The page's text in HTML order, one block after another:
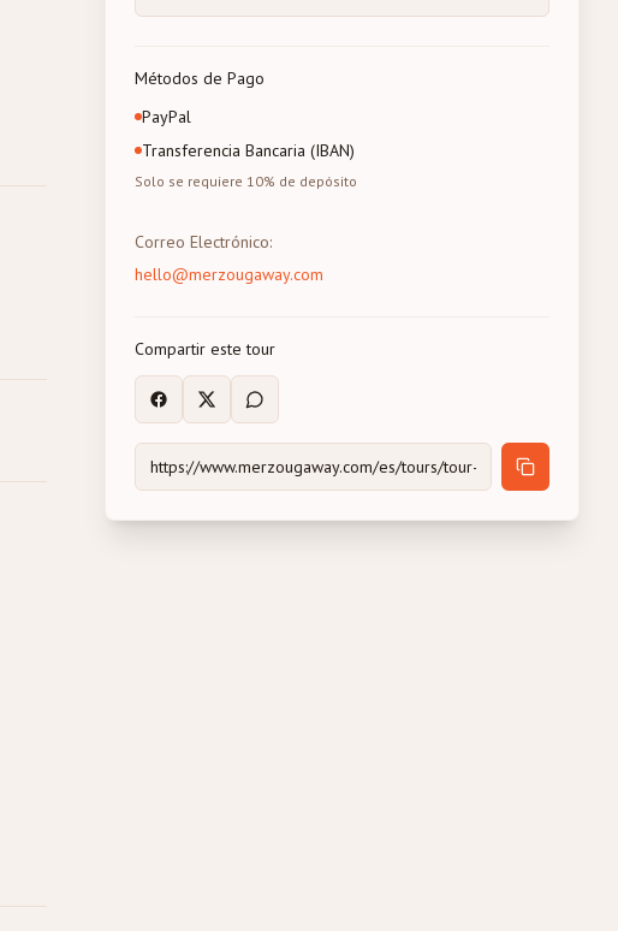
Métodos de Pago
PayPal
Transferencia Bancaria (IBAN)
Solo se requiere 10% de depósito
Correo Electrónico:
hello@merzougaway.com
Compartir este tour